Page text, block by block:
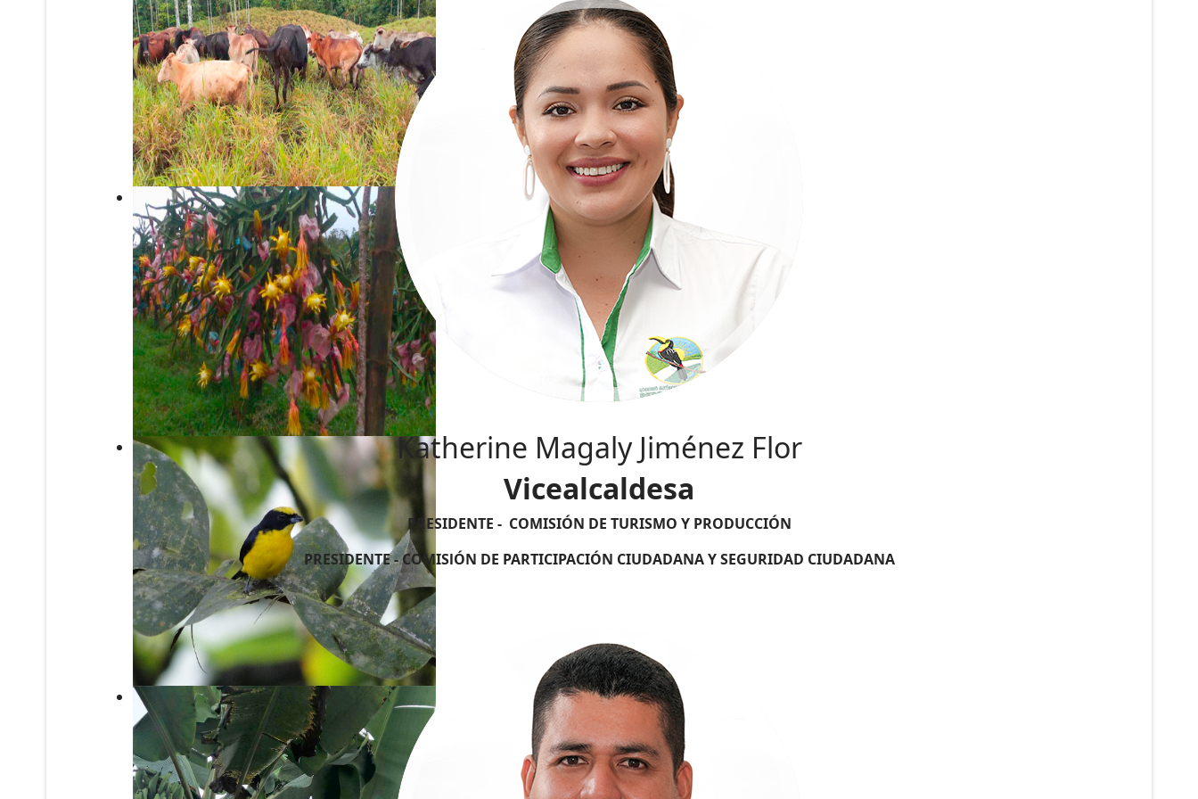
Katherine Magaly Jiménez Flor
Vicealcaldesa
PRESIDENTE - COMISIÓN DE TURISMO Y PRODUCCIÓN
PRESIDENTE - COMISlÓN DE PARTICIPACIÓN CIUDADANA Y SEGURIDAD CIUDADANA